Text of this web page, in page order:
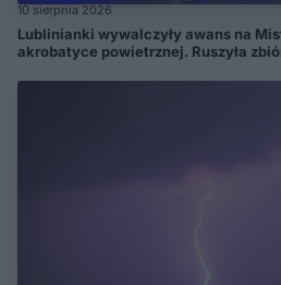
10 sierpnia 2026
Lublinianki wywalczyły awans na
akrobatyce powietrznej. Ruszyła